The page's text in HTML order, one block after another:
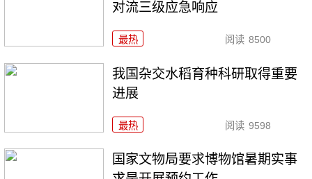
对流三级应急响应
最热 阅读 8500
我国杂交水稻育种科研取得重要
进展
最热 阅读 9598
国家文物局要求博物馆暑期实事